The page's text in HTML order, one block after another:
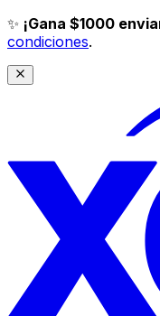
✨ ¡Gana $1000
condiciones.